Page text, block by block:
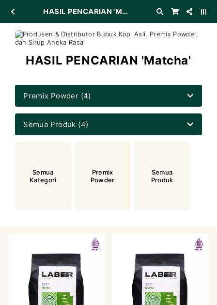
HASIL PENCARIAN 'Matcha'
HASIL PENCARIAN 'Matcha'
Premix Powder (4)
Semua Produk (4)
Semua
Kategori
Premix
Powder
Semua
Produk